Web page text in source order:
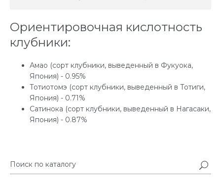
Ориентировочная кислотность
клубники:
Амао (сорт клубники, выведенный в Фукуока,
Япония) - 0.95%
Тотиотомэ (сорт клубники, выведенный в Тотиги,
Япония) - 0.71%
Сатинока (сорт клубники, выведенный в Нагасаки,
Япония) - 0.87%